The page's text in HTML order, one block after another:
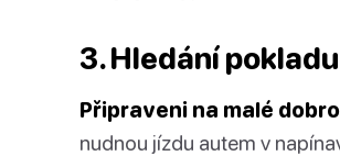
3. Hledání pokladu
Připraveni na malé
nudnou jízdu autem v